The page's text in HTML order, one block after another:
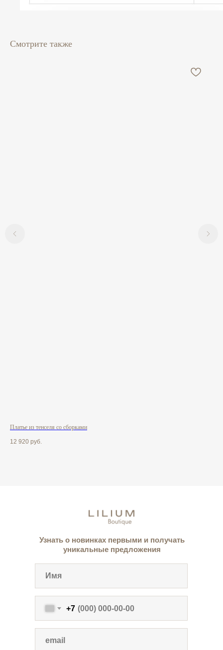
Смотрите также
Платье из тенселя со сборками
12 920 руб.
Узнать о новинках первыми и получать
уникальные предложения
+7